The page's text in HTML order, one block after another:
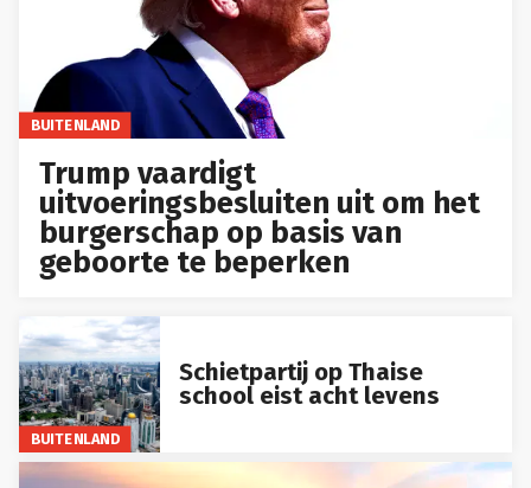
BUITENLAND
Trump vaardigt
uitvoeringsbesluiten uit om het
burgerschap op basis van
geboorte te beperken
BUITENLAND
Schietpartij op Thaise
school eist acht levens